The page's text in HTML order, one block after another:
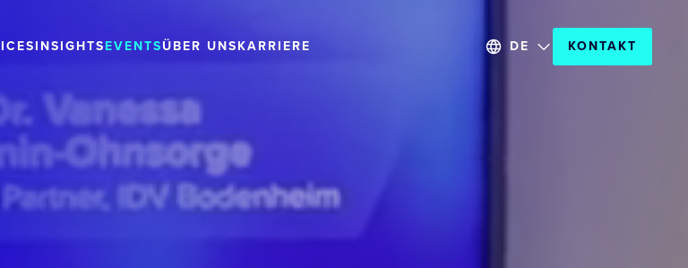
INSIGHTSEVENTSÜBER UNSKARRIERE DE KONTAKT